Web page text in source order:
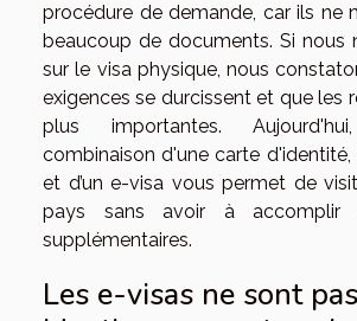
procédure de demande, car ils ne
beaucoup de documents. Si nous
sur le visa physique, nous
exigences se durcissent et que les
plus importantes.
combinaison d'une carte
et d’un e-visa vous permet de
pays sans avoir à accomplir
supplémentaires.
Les e-visas ne sont pas